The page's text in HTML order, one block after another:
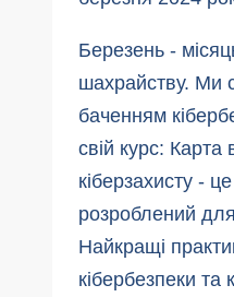
Березень -
шахрайству. Ми
баченням
свій курс: Карта
кіберзахисту -
розроблений для
Найкращі
кібербезпеки та